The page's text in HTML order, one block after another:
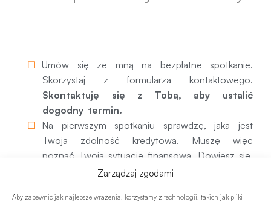
Zarządzaj zgodami
Aby zapewnić jak najlepsze wrażenia, korzystamy z technologii, takich jak pliki
Umów się ze mną na bezpłatne spotkanie.
Skorzystaj z formularza kontaktowego.
Skontaktuję się z Tobą, aby ustalić
dogodny termin.
Na pierwszym spotkaniu sprawdzę, jaka jest
Twoja zdolność kredytowa. Muszę więc
poznać Twoją sytuację finansową. Dowiesz się,
czy bank zaakceptuje dany dochód i jak